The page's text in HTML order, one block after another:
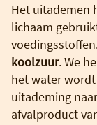
Het uitademen
lichaam
koolzuur. We
het water
uitademing
afvalproduct